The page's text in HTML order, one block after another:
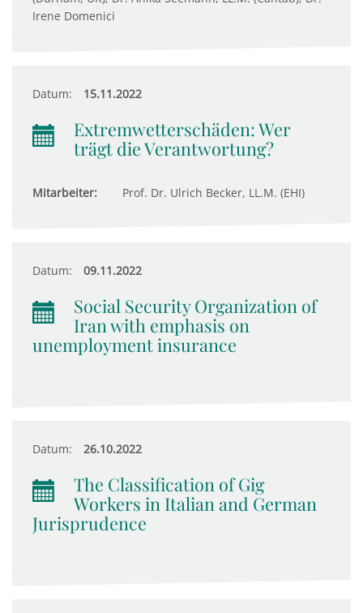
Irene Domenici
Datum: 15.11.2022
Extremwetterschäden: Wer
trägt die Verantwortung?
Mitarbeiter: Prof. Dr. Ulrich Becker, LL.M. (EHI)
Datum: 09.11.2022
Social Security Organization of
Iran with emphasis on
unemployment insurance
Datum: 26.10.2022
The Classification of Gig
Workers in Italian and German
Jurisprudence